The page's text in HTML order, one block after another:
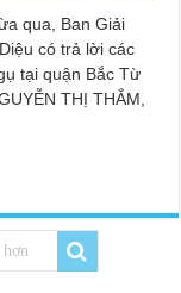
qua, Ban Giải
có trả lời các
tại quận Bắc Từ
THỊ THẮM,